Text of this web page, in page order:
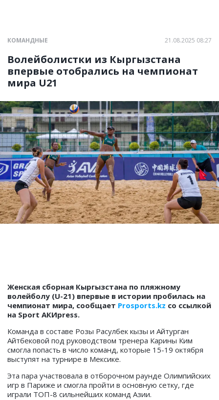
КОМАНДНЫЕ 21.08.2025 08:27
Волейболистки из Кыргызстана
впервые отобрались на чемпионат
мира U21
Женская сборная Кыргызстана по пляжному
волейболу (U-21) впервые в истории пробилась на
чемпионат мира, сообщает Prosports.kz со ссылкой
на Sport АКИpress.
Команда в составе Розы Расулбек кызы и Айтурган
Айтбековой под руководством тренера Карины Ким
смогла попасть в число команд, которые 15-19 октября
выступят на турнире в Мексике.
Эта пара участвовала в отборочном раунде Олимпийских
игр в Париже и смогла пройти в основную сетку, где
играли ТОП-8 сильнейших команд Азии.